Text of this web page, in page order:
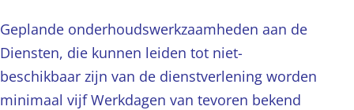
Geplande onderhoudswerkzaamheden aan de
Diensten, die kunnen leiden tot niet-
beschikbaar zijn van de dienstverlening worden
minimaal vijf Werkdagen van tevoren bekend